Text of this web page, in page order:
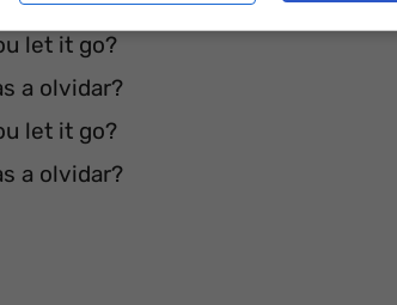
let it go?
a olvidar?
let it go?
a olvidar?